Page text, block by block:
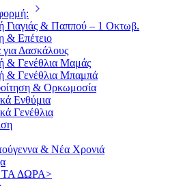
Γιαγιάς & Παππού – 1 Οκτωβ.
& Επέτειο
Δασκάλους
& Γενέθλια Μαμάς
& Γενέθλια Μπαμπά
& Ορκωμοσία
Ενθύμια
Γενέθλια
& Νέα Χρονιά
ΔΩΡΑ>